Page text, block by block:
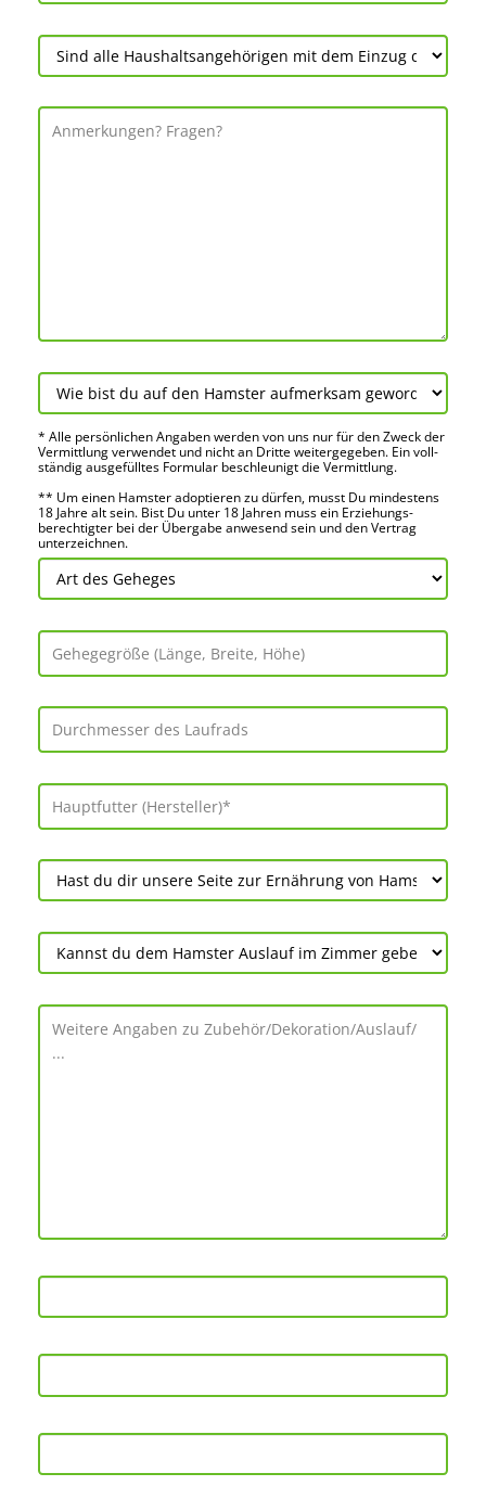
* Alle persön­lichen Angaben werden von uns nur für den Zweck der
Vermitt­lung verwendet und nicht an Dritte weiter­gegeben. Ein voll­
ständig ausge­fülltes Formular beschleu­nigt die Vermitt­lung.
** Um einen Hamster adoptieren zu dürfen, musst Du mindes­tens
18 Jahre alt sein. Bist Du unter 18 Jahren muss ein Erziehungs­
berechtigter bei der Über­gabe anwes­end sein und den Vertrag
unter­zeichnen.